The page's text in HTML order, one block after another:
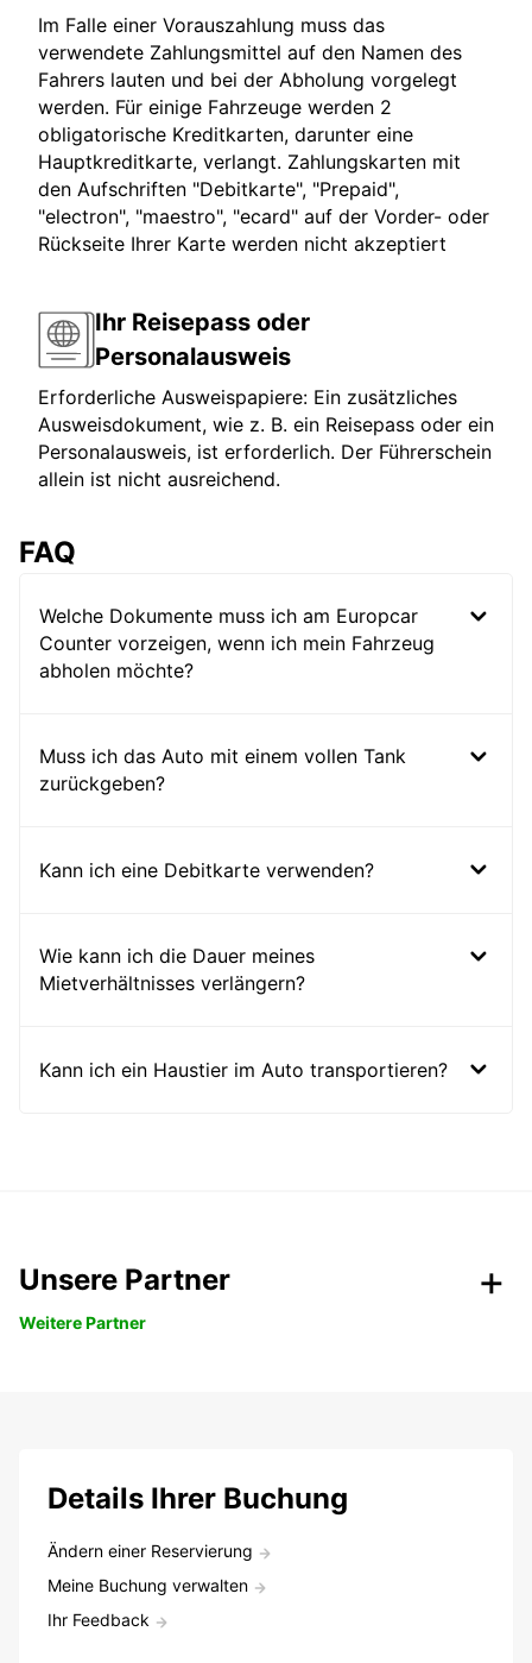
Im Falle einer Vorauszahlung muss das
verwendete Zahlungsmittel auf den Namen des
Fahrers lauten und bei der Abholung vorgelegt
werden. Für einige Fahrzeuge werden 2
obligatorische Kreditkarten, darunter eine
Hauptkreditkarte, verlangt. Zahlungskarten mit
den Aufschriften "Debitkarte", "Prepaid",
"electron", "maestro", "ecard" auf der Vorder- oder
Rückseite Ihrer Karte werden nicht akzeptiert
Ihr Reisepass oder
Personalausweis
Erforderliche Ausweispapiere: Ein zusätzliches
Ausweisdokument, wie z. B. ein Reisepass oder ein
Personalausweis, ist erforderlich. Der Führerschein
allein ist nicht ausreichend.
FAQ
Welche Dokumente muss ich am Europcar
Counter vorzeigen, wenn ich mein Fahrzeug
abholen möchte?
Muss ich das Auto mit einem vollen Tank
zurückgeben?
Kann ich eine Debitkarte verwenden?
Wie kann ich die Dauer meines
Mietverhältnisses verlängern?
Kann ich ein Haustier im Auto transportieren?
Unsere Partner
Weitere Partner
Details Ihrer Buchung
Ändern einer Reservierung
Meine Buchung verwalten
Ihr Feedback